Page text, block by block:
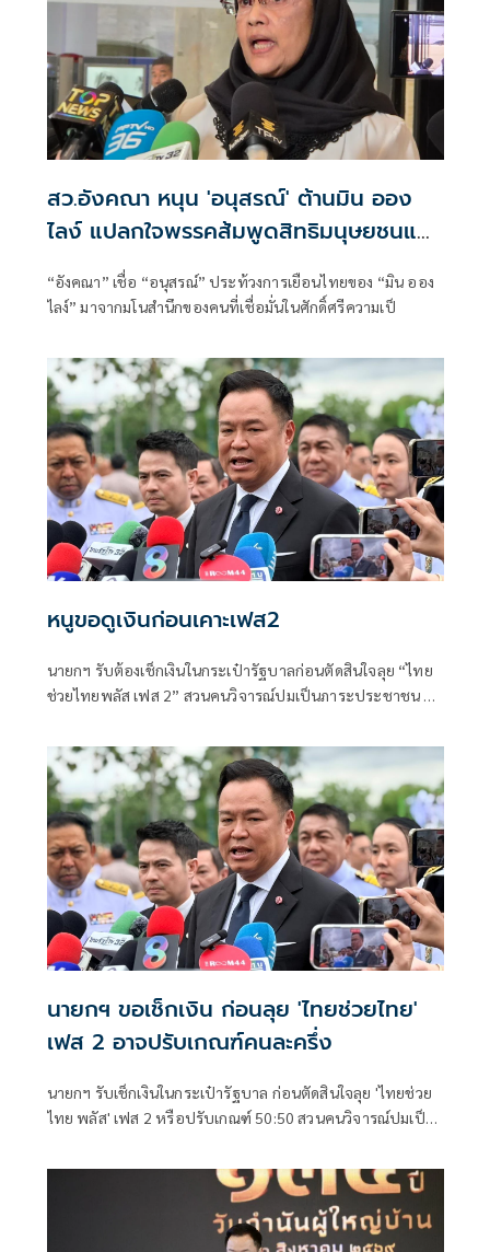
สว.อังคณา หนุน 'อนุสรณ์' ต้านมิน ออง
ไลง์ แปลกใจพรรคส้มพูดสิทธิมนุษยชนแต่
กลับเงียบ
“อังคณา” เชื่อ “อนุสรณ์” ประท้วงการเยือนไทยของ “มิน ออง
ไลง์” มาจากมโนสำนึกของคนที่เชื่อมั่นในศักดิ์ศรีความเป็
หนูขอดูเงินก่อนเคาะเฟส2
นายกฯ รับต้องเช็กเงินในกระเป๋ารัฐบาลก่อนตัดสินใจลุย “ไทย
ช่วยไทยพลัส เฟส 2” สวนคนวิจารณ์ปมเป็นภาระประชาชน ชี้
ไทยพลัสหรือไม่
นายกฯ ขอเช็กเงิน ก่อนลุย 'ไทยช่วยไทย'
เฟส 2 อาจปรับเกณฑ์คนละครึ่ง
นายกฯ รับเช็กเงินในกระเป๋ารัฐบาล ก่อนตัดสินใจลุย 'ไทยช่วย
ไทย พลัส' เฟส 2 หรือปรับเกณฑ์ 50:50 สวนคนวิจารณ์ปมเป็น
แข็งแรง